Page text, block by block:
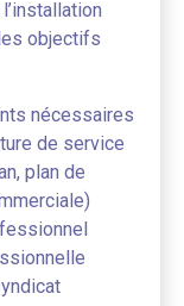
objectifs
nécessaires
de service
plan de